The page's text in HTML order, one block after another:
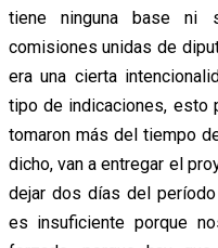
tiene ninguna base ni
comisiones unidas de
era una cierta
tipo de indicaciones, esto
tomaron más del tiempo
dicho, van a entregar el
dejar dos días del
es insuficiente porque